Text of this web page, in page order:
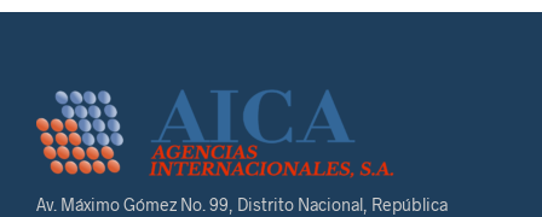
Av. Máximo Gómez No. 99, Distrito Nacional, República